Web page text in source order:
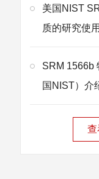
美国NIST
质的研究使用
SRM 1566b
国NIST）介
查